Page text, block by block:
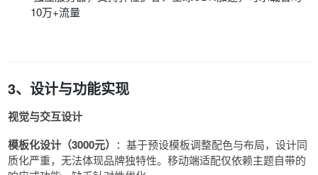
10万+流量
3、设计与功能实现
视觉与交互设计
模板化设计（3000元） ：基于预设模板调整配色与布局，设计同
质化严重，无法体现品牌独特性。移动端适配仅依赖主题自带的